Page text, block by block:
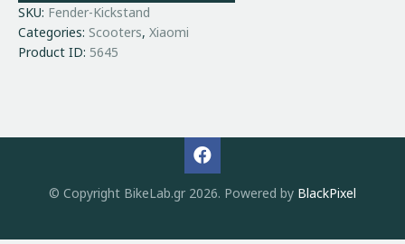
SKU: Fender-Kickstand
Categories: Scooters, Xiaomi
Product ID: 5645
© Copyright BikeLab.gr 2026. Powered by BlackPixel